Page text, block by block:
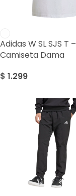
Adidas W SL SJS T –
Camiseta Dama
$ 1.299